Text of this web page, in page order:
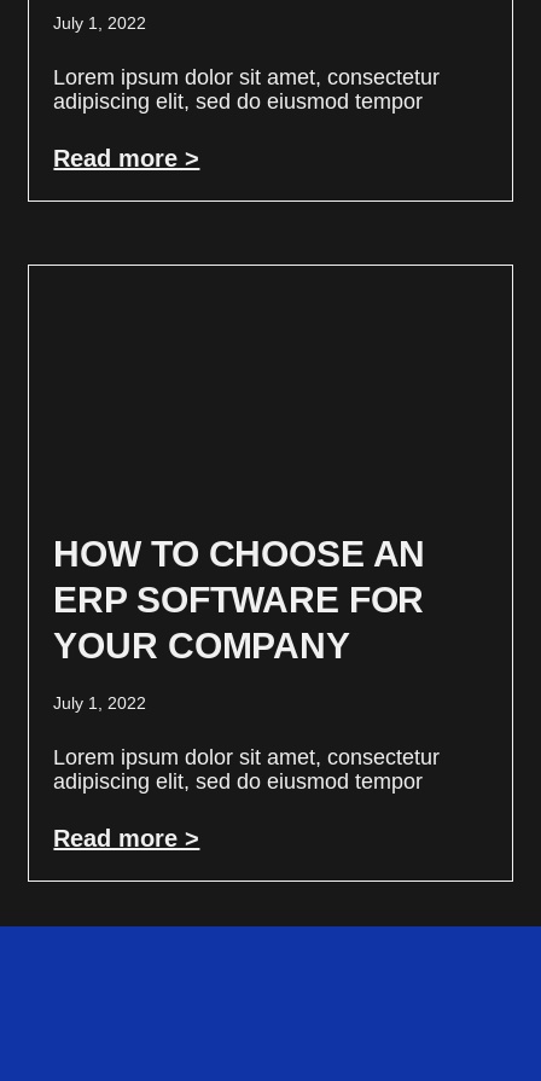
July 1, 2022
Lorem ipsum dolor sit amet, consectetur
adipiscing elit, sed do eiusmod tempor
Read more >
HOW TO CHOOSE AN
ERP SOFTWARE FOR
YOUR COMPANY
July 1, 2022
Lorem ipsum dolor sit amet, consectetur
adipiscing elit, sed do eiusmod tempor
Read more >